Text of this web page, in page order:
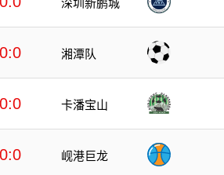
0:0 湘潭队
0:0 卡潘宝山
0:0 岘港巨龙